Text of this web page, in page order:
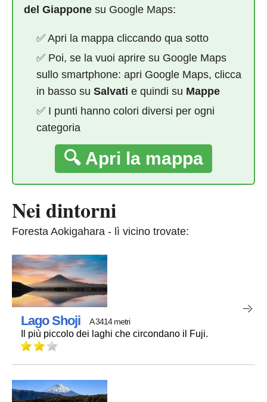
del Giappone su Google Maps:
✅ Apri la mappa cliccando qua sotto
✅ Poi, se la vuoi aprire su Google Maps
sullo smartphone: apri Google Maps, clicca
in basso su Salvati e quindi su Mappe
✅ I punti hanno colori diversi per ogni
categoria
🔍 Apri la mappa
Nei dintorni
Foresta Aokigahara - lì vicino trovate:
Lago Shoji A 3414 metri
Il più piccolo dei laghi che circondano il Fuji.